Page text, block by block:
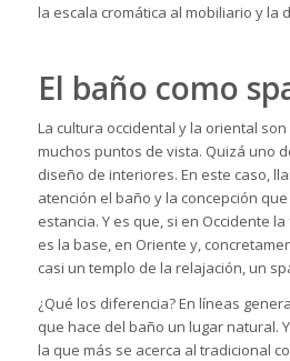
la escala cromática al mobiliario y la
El baño como
La cultura occidental y la oriental
muchos puntos de vista. Quizá uno
diseño de interiores. En este caso,
atención el baño y la concepción
estancia. Y es que, si en Occidente
es la base, en Oriente y,
casi un templo de la relajación, un
¿Qué los diferencia? En líneas
que hace del baño un lugar natural.
la que más se acerca al tradicional